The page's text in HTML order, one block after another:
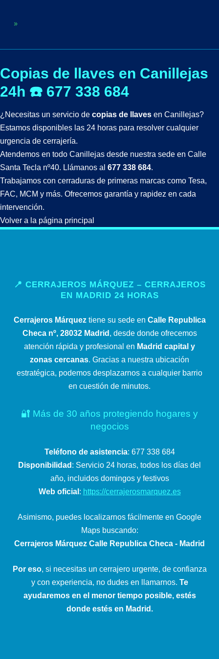
Copias de llaves en Canillejas
24h ☎️ 677 338 684
¿Necesitas un servicio de copias de llaves en Canillejas?
Estamos disponibles las 24 horas para resolver cualquier
urgencia de cerrajería.
Atendemos en todo Canillejas desde nuestra sede en Calle
Santa Tecla nº40. Llámanos al 677 338 684.
Trabajamos con cerraduras de primeras marcas como Tesa,
FAC, MCM y más. Ofrecemos garantía y rapidez en cada
intervención.
Volver a la página principal
📍 CERRAJEROS MÁRQUEZ – CERRAJEROS
EN MADRID 24 HORAS
Cerrajeros Márqueztiene su sede en Calle Republica
Checa nº, 28032 Madrid , desde donde ofrecemos
atención rápida y profesional en Madrid capital y
zonas cercanas. Gracias a nuestra ubicación
estratégica, podemos desplazarnos a cualquier barrio
en cuestión de minutos.
🔐 Más de 30 años protegiendo hogares y
negocios
Teléfono de asistencia: 677 338 684
Disponibilidad : Servicio 24 horas, todos los días del
año, incluidos domingos y festivos
Web oficial : https://cerrajerosmarquez.es
Asimismo, puedes localizarnos fácilmente en Google
Maps buscando:
Cerrajeros Márquez Calle Republica Checa - Madrid
Por eso, si necesitas un cerrajero urgente, de confianza
y con experiencia, no dudes en llamarnos. Te
ayudaremos en el menor tiempo posible, estés
donde estés en Madrid.